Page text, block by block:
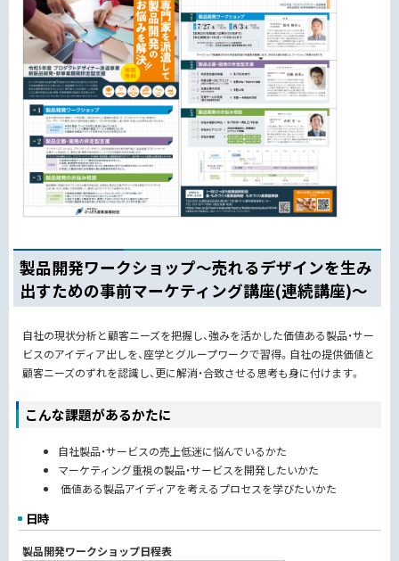
製品開発ワークショップ～売れるデザインを生み
出すための事前マーケティング講座(連続講座)～
自社の現状分析と顧客ニーズを把握し、強みを活かした価値ある製品・サー
ビスのアイディア出しを、座学とグループワークで習得。自社の提供価値と
顧客ニーズのずれを認識し、更に解消・合致させる思考も身に付けます。
こんな課題があるかたに
自社製品・サービスの売上低迷に悩んでいるかた
マーケティング重視の製品・サービスを開発したいかた
価値ある製品アイディアを考えるプロセスを学びたいかた
日時
製品開発ワークショップ日程表